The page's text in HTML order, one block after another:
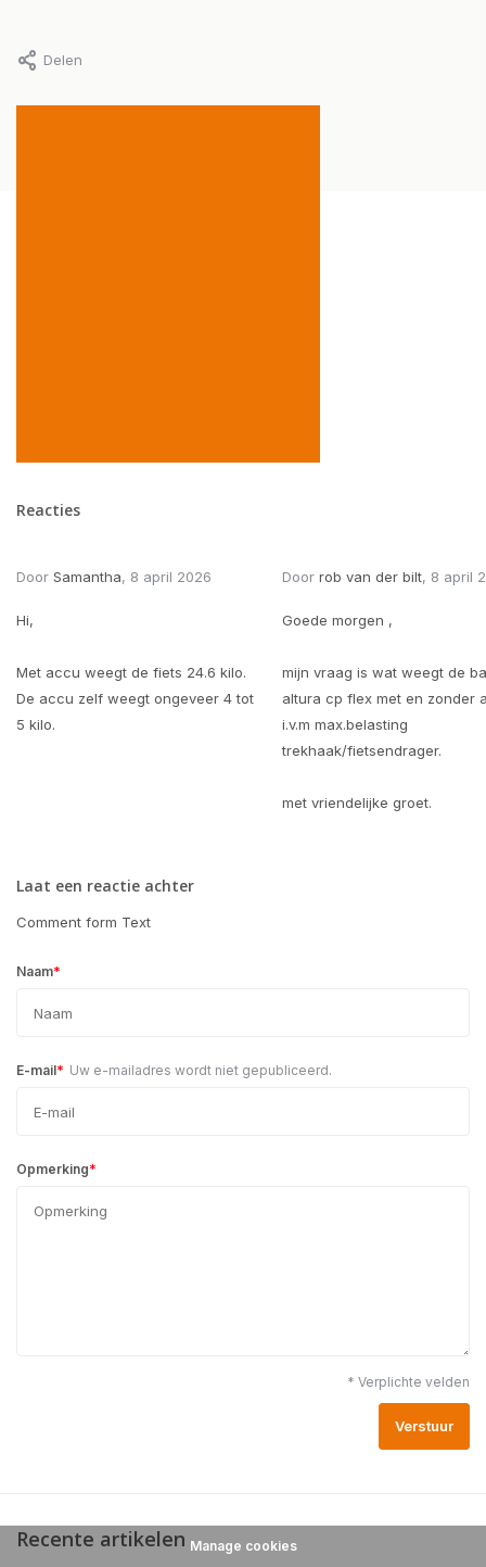
Delen
Reacties
Door Samantha, 8 april 2026
Hi,
Met accu weegt de fiets 24.6 kilo.
De accu zelf weegt ongeveer 4 tot
5 kilo.
Door rob van der bilt, 8 april
Goede morgen ,
mijn vraag is wat weegt de
altura cp flex met en zonder
i.v.m max.belasting
trekhaak/fietsendrager.
met vriendelijke groet.
Laat een reactie achter
Comment form Text
Naam*
E-mail* Uw e-mailadres wordt niet gepubliceerd.
Opmerking*
* Verplichte velden
Verstuur
Recente artikelen Manage cookies